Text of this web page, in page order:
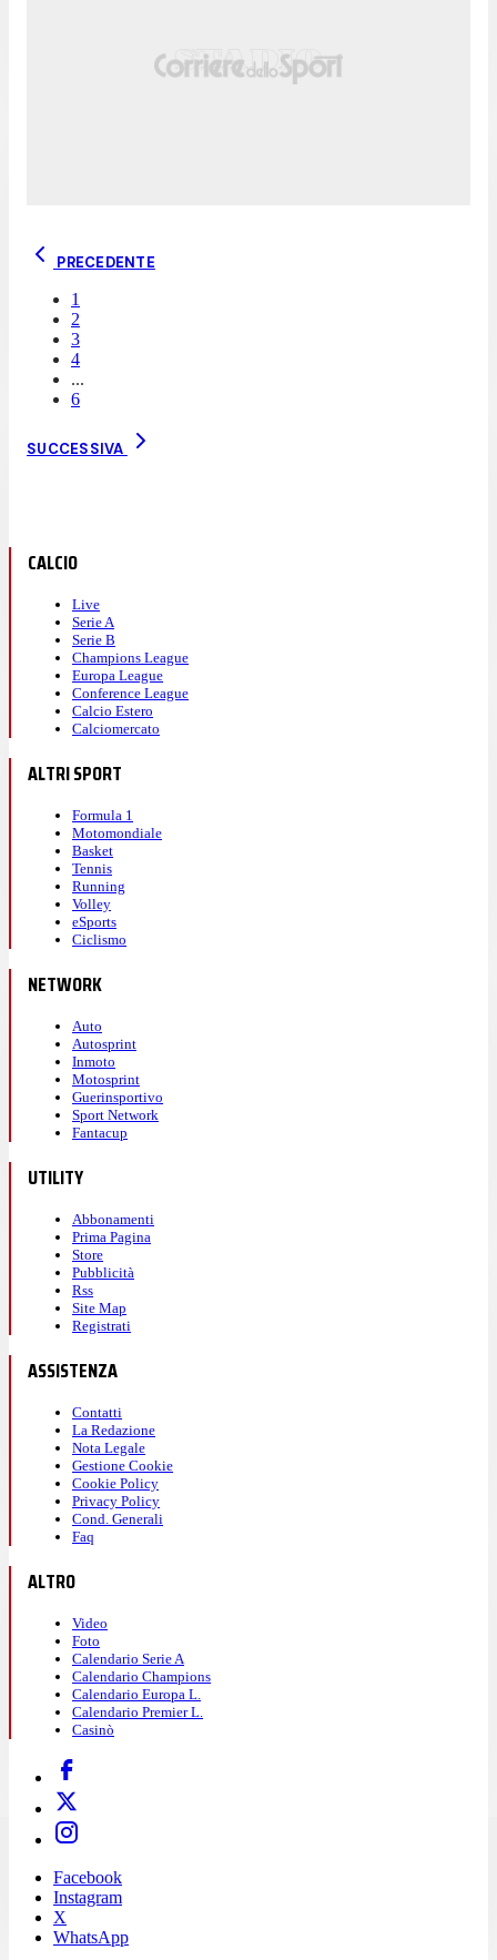
PRECEDENTE
1
2
3
4
...
6
SUCCESSIVA
CALCIO
Live
Serie A
Serie B
Champions League
Europa League
Conference League
Calcio Estero
Calciomercato
ALTRI SPORT
Formula 1
Motomondiale
Basket
Tennis
Running
Volley
eSports
Ciclismo
NETWORK
Auto
Autosprint
Inmoto
Motosprint
Guerinsportivo
Sport Network
Fantacup
UTILITY
Abbonamenti
Prima Pagina
Store
Pubblicità
Rss
Site Map
Registrati
ASSISTENZA
Contatti
La Redazione
Nota Legale
Gestione Cookie
Cookie Policy
Privacy Policy
Cond. Generali
Faq
ALTRO
Video
Foto
Calendario Serie A
Calendario Champions
Calendario Europa L.
Calendario Premier L.
Casinò
Facebook
Instagram
X
WhatsApp